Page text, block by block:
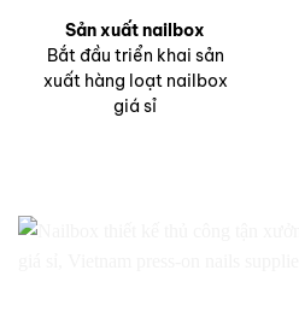
Sản xuất nailbox
Bắt đầu triển khai sản
xuất hàng loạt nailbox
giá sỉ